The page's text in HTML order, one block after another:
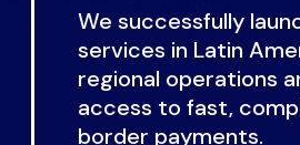
We successfully
services in Latin
regional operations
access to fast,
border payments.